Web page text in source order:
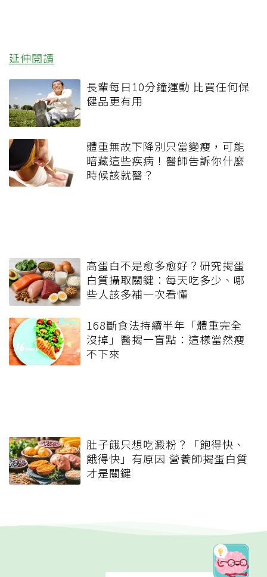
延伸閱讀
長輩每日10分鐘運動 比買任何保
健品更有用
體重無故下降別只當變瘦，可能
暗藏這些疾病！醫師告訴你什麼
時候該就醫？
高蛋白不是愈多愈好？研究揭蛋
白質攝取關鍵：每天吃多少、哪
些人該多補一次看懂
168斷食法持續半年「體重完全
沒掉」醫揭一盲點：這樣當然瘦
不下來
肚子餓只想吃澱粉？「飽得快、
餓得快」有原因 營養師揭蛋白質
才是關鍵